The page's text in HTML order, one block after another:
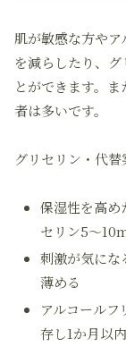
肌が敏感な方や
を減らしたり、
とができます。
者は多いです。
グリセリン・代替
保湿性を高め
セリン5〜
刺激が気にな
薄める
アルコール
存し1か月以